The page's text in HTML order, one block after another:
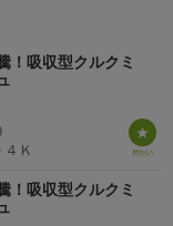
更が生じる場合も
！吸収型クルクミ
Ｋ
！吸収型クルクミ